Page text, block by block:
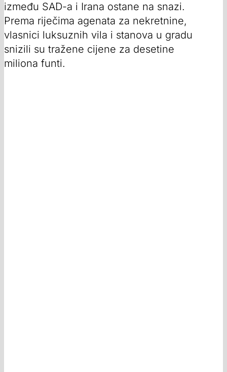
između SAD-a i Irana ostane na snazi.
Prema riječima agenata za nekretnine,
vlasnici luksuznih vila i stanova u gradu
snizili su tražene cijene za desetine
miliona funti.